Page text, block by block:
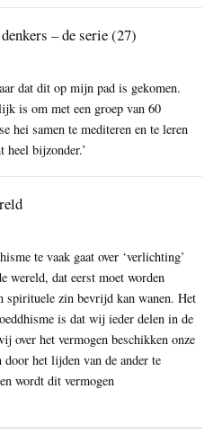
– de serie (27)
dat dit op mijn pad is gekomen.
is om met een groep van 60
hei samen te mediteren en te leren
heel bijzonder.’
te vaak gaat over ‘verlichting’
wereld, dat eerst moet worden
spirituele zin bevrijd kan wanen. Het
is dat wij ieder delen in de
over het vermogen beschikken onze
het lijden van de ander te
wordt dit vermogen